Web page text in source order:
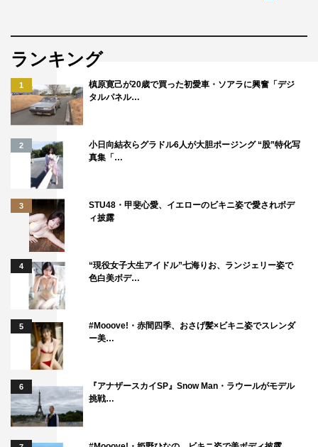
ランキング
1
槙原寛己が20歳で買った初愛車・ソアラに興奮「デジ
タルパネル…
2
小日向結衣らグラドル6人が大胆ポージング “股”特化写
真集「…
3
STU48・甲斐心愛、イエローのビキニ姿で愛されボデ
ィ披露
4
“現役女子大生アイドル”七海りお、ランジェリー姿で
色白美ボデ…
5
#Mooove!・赤間四季、おさげ髪×ビキニ姿でスレンダ
ー美…
6
『アナザースカイSP』Snow Man・ラウールがモデル
挑戦…